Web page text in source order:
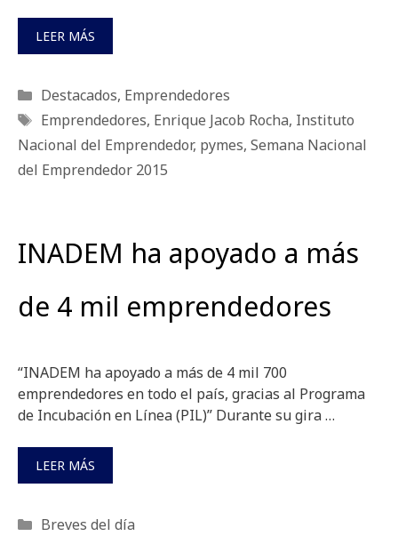
LEER MÁS
Categorías
Destacados, Emprendedores
Etiquetas
Emprendedores, Enrique Jacob Rocha, Instituto
Nacional del Emprendedor, pymes, Semana Nacional
del Emprendedor 2015
INADEM ha apoyado a más
de 4 mil emprendedores
“INADEM ha apoyado a más de 4 mil 700
emprendedores en todo el país, gracias al Programa
de Incubación en Línea (PIL)” Durante su gira …
LEER MÁS
Categorías
Breves del día